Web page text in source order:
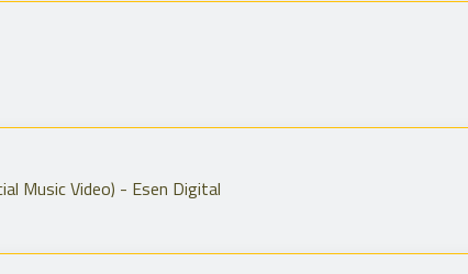
Music Video) - Esen Digital